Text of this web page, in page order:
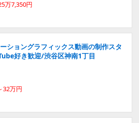
万7,350円
ショングラフィックス動画の制作スタ
好き歓迎/渋谷区神南1丁目
32万円